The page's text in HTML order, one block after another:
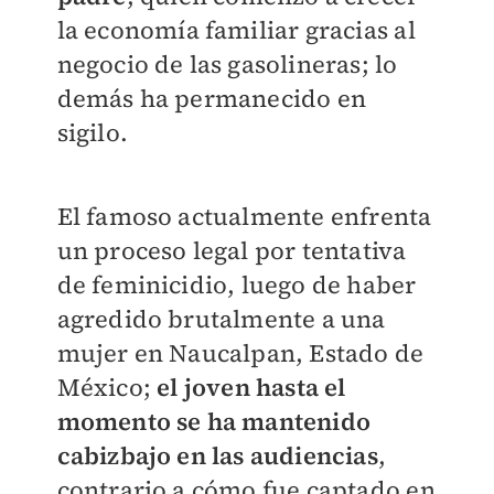
la economía familiar gracias al
negocio de las gasolineras; lo
demás ha permanecido en
sigilo.
El famoso actualmente enfrenta
un proceso legal por tentativa
de feminicidio, luego de haber
agredido brutalmente a una
mujer en Naucalpan, Estado de
México; el joven hasta el
momento se ha mantenido
cabizbajo en las audiencias,